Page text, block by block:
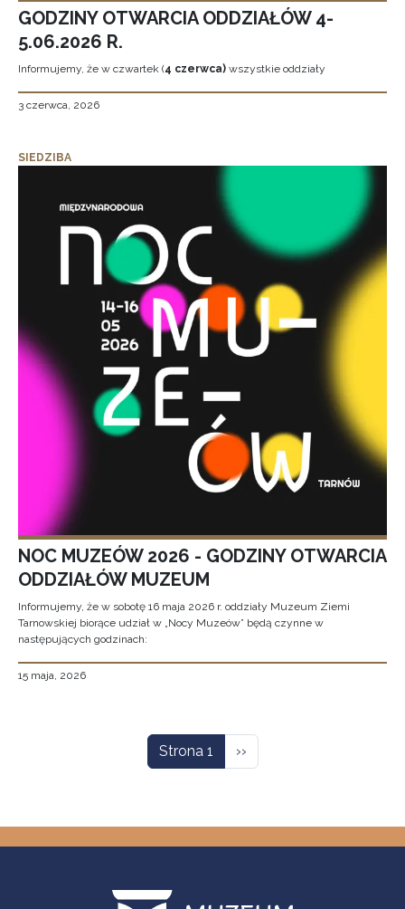
GODZINY OTWARCIA ODDZIAŁÓW 4-
5.06.2026 R.
Informujemy, że w czwartek (4 czerwca) wszystkie oddziały
3 czerwca, 2026
SIEDZIBA
NOC MUZEÓW 2026 - GODZINY OTWARCIA
ODDZIAŁÓW MUZEUM
Informujemy, że w sobotę 16 maja 2026 r. oddziały Muzeum Ziemi
Tarnowskiej biorące udział w „Nocy Muzeów” będą czynne w
następujących godzinach:
15 maja, 2026
Strona 1 Następna strona
››